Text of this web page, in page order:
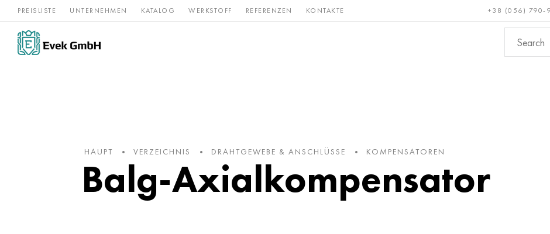
PREISLISTE UNTERNEHMEN KATALOG WERKSTOFF REFERENZEN KONTAKTE +38 (056) 790-
Nickel Rostfreier Seltene Erden & Bronze, Kupfer,
HAUPT VERZEICHNIS DRAHTGEWEBE & ANSCHLÜSSE KOMPENSATOREN
Balg-Axialkompensator